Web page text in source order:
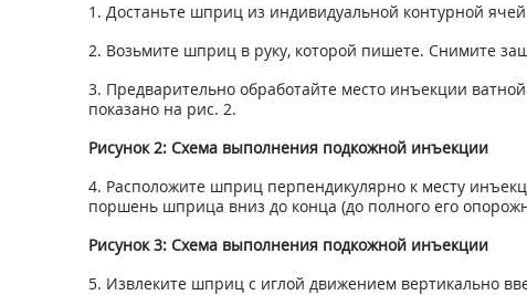
1. Достаньте шприц из индивидуальной контурной
2. Возьмите шприц в руку, которой пишете. Снимите
3. Предварительно обработайте место инъекции
показано на рис. 2.
Рисунок 2: Схема выполнения подкожной инъекции
4. Расположите шприц перпендикулярно к месту
поршень шприца вниз до конца (до полного его
Рисунок 3: Схема выполнения подкожной инъекции
5. Извлеките шприц с иглой движением вертикально